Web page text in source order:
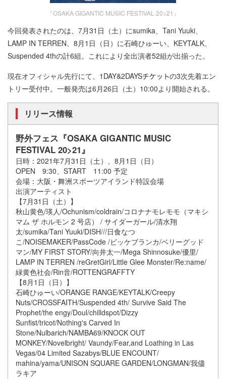
『OSAKA GIGANTIC MUSIC FESTIVAL 20>21』
今回発表されたのは、7月31日（土）にsumika、Tani Yuuki、
LAMP IN TERREN、8月1日（日）に石崎ひゅーい、KEYTALK、
Suspended 4thの計6組。これにより全出演者52組が出揃った。
現在オフィシャル先行にて、1DAY&2DAYS
の3次先着エン
トリー受付中。一般発売は6月26日（土）10:00より開始される。
リリース情報
野外フェス『OSAKA GIGANTIC MUSIC
FESTIVAL 20>21』
日時：2021年7月31日（土）、8月1日（日）
OPEN 9:30、START 11:00 予定
会場：大阪・舞洲スポーツアイランド特設会場
出演アーティスト
【7月31日（土）】
秋山黄色/瑛人/Ochunism/coldrain/コロナナモレモモ（マキシ
マム ザ ホルモン 2 号店） / サイダーガール/清水翔
太/sumika/Tani Yuuki/DISH///日食なつ
こ/NOISEMAKER/PassCode /ビッケブランカ/ベリーグッド
マン/MY FIRST STORY/向井太一/Mega Shinnosuke/優里/
LAMP IN TERREN /reGretGirl/Little Glee Monster/Re:name/
緑黄色社会/Rin音/ROTTENGRAFFTY
【8月1日（日）】
石崎ひゅーい/ORANGE RANGE/KEYTALK/Creepy
Nuts/CROSSFAITH/Suspended 4th/ Survive Said The
Prophet/the engy/Doul/chilldspot/Dizzy
Sunfist/tricot/Nothing's Carved In
Stone/Nulbarich/NAMBA69/KNOCK OUT
MONKEY/Novelbright/ Vaundy/Fear,and Loathing in Las
Vegas/04 Limited Sazabys/BLUE ENCOUNT/
mahina/yama/UNISON SQUARE GARDEN/LONGMAN/我儘
ラキア